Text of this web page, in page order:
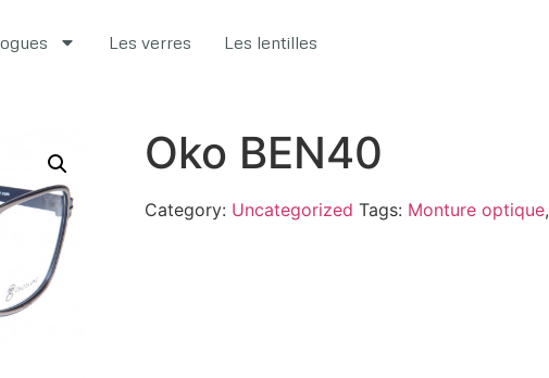
Les verres Les lentilles
Oko BEN40
Category: Uncategorized Tags: Monture optique,